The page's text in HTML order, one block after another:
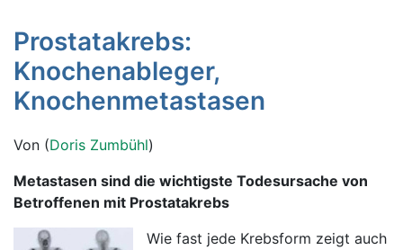
Symptome
Untersuchungen
News
Ratgeber
Prostatakrebs:
Knochenableger,
Knochenmetastasen
Von (Doris Zumbühl)
Metastasen sind die wichtigste Todesursache von
Betroffenen mit Prostatakrebs
Wie fast jede Krebsform zeigt auch